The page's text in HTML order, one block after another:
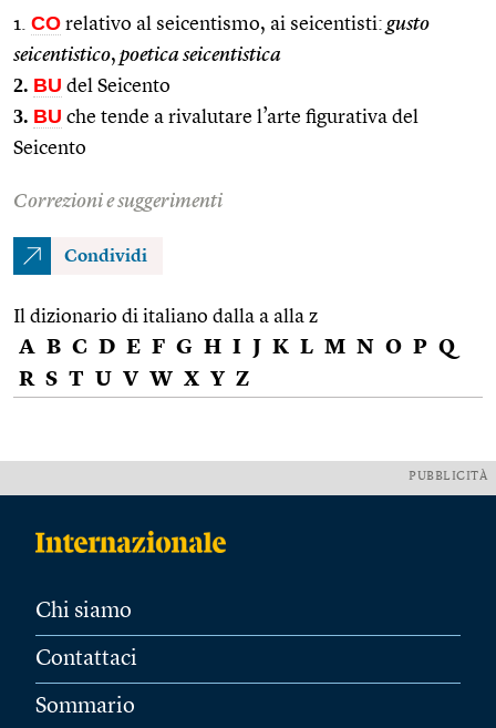
1. CO relativo al seicentismo, ai seicentisti: gusto
seicentistico, poetica seicentistica
2. BU del Seicento
3. BU che tende a rivalutare l’arte figurativa del
Seicento
Correzioni e suggerimenti
Condividi
Il dizionario di italiano dalla a alla z
A B C D E F G H I J K L M N O P Q
R S T U V W X Y Z
PUBBLICITÀ
Chi siamo
Contattaci
Sommario